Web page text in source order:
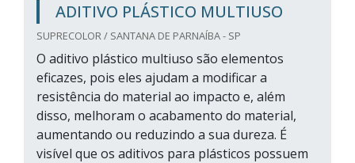
ADITIVO PLÁSTICO MULTIUSO
SUPRECOLOR / SANTANA DE PARNAÍBA - SP
O aditivo plástico multiuso são elementos
eficazes, pois eles ajudam a modificar a
resistência do material ao impacto e, além
disso, melhoram o acabamento do material,
aumentando ou reduzindo a sua dureza. É
visível que os aditivos para plásticos possuem